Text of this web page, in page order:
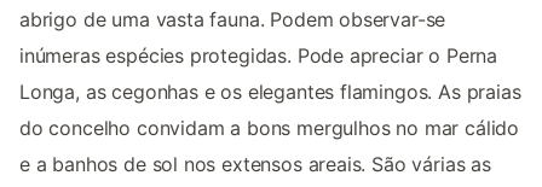
abrigo de uma vasta fauna. Podem observar-se
inúmeras espécies protegidas. Pode apreciar o Perna
Longa, as cegonhas e os elegantes flamingos. As praias
do concelho convidam a bons mergulhos no mar cálido
e a banhos de sol nos extensos areais. São várias as